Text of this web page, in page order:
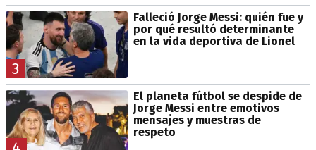
3
Falleció Jorge Messi: quién fue y
por qué resultó determinante
en la vida deportiva de Lionel
El planeta fútbol se despide de
Jorge Messi entre emotivos
mensajes y muestras de
respeto